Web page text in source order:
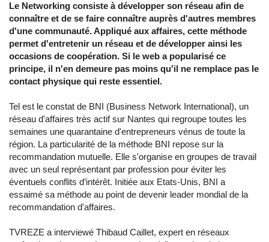
Le Networking consiste à développer son réseau afin de
connaître et de se faire connaître auprès d'autres membres
d'une communauté. Appliqué aux affaires, cette méthode
permet d'entretenir un réseau et de développer ainsi les
occasions de coopération. Si le web a popularisé ce
principe, il n'en demeure pas moins qu'il ne remplace pas le
contact physique qui reste essentiel.
Tel est le constat de BNI (Business Network International), un
réseau d'affaires très actif sur Nantes qui regroupe toutes les
semaines une quarantaine d'entrepreneurs vénus de toute la
région. La particularité de la méthode BNI repose sur la
recommandation mutuelle. Elle s'organise en groupes de travail
avec un seul représentant par profession pour éviter les
éventuels conflits d’intérêt. Initiée aux Etats-Unis, BNI a
essaimé sa méthode au point de devenir leader mondial de la
recommandation d'affaires.
TVREZE a interviewé Thibaud Caillet, expert en réseaux